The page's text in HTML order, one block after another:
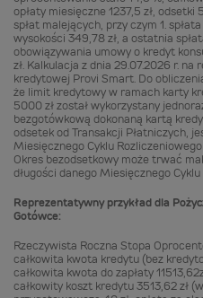
opłaty miesięczne 1237,5 zł, odsetki
spłat malejących, przy czym 1.
wysokości 349,78 zł, a ostatnia
obowiązywania umowy o kredyt
zł. Kalkulacja z dnia 29.07.2026 r.
kredytowej Provi Smart. Do
że limit kredytowy w ramach karty
5000 zł został wykorzystany
bezgotówkową dokonaną kartą
odsetek od Transakcji Płatniczych,
Miesięcznego Cyklu
Okres bezodsetkowy może trwać
długości danego Miesięcznego
Reprezentatywny przykład dla
Gotówce:
Rzeczywista Roczna Stopa
całkowita kwota kredytu (bez
całkowita kwota do zapłaty
całkowity koszt kredytu 3513,62 zł